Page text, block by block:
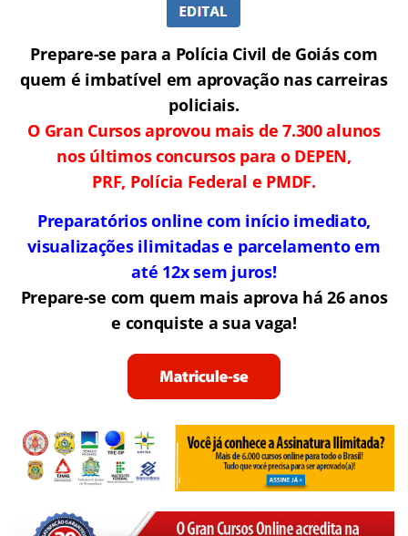
Prepare-se para a Polícia Civil de Goiás com
quem é imbatível em aprovação nas carreiras
policiais.
O Gran Cursos aprovou mais de 7.300 alunos
nos últimos concursos para o DEPEN,
PRF, Polícia Federal e PMDF.
Preparatórios online com início imediato,
visualizações ilimitadas e parcelamento em
até 12x sem juros!
Prepare-se com quem mais aprova há 26 anos
e conquiste a sua vaga!